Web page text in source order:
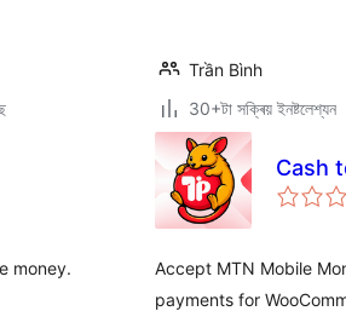
Trần Bình
30+টা সক্ৰিয় ইনষ্টলেশ্যন
money.
Cash
Accept MTN Mobile
payments for